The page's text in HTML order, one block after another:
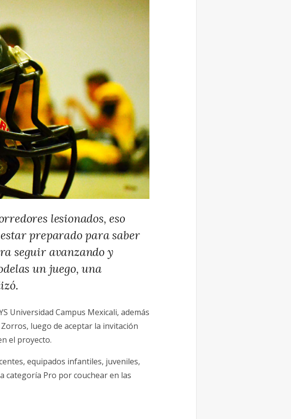
lesionados, eso
preparado para saber
seguir avanzando y
un juego, una
Universidad Campus Mexicali, además
luego de aceptar la invitación
el proyecto.
equipados infantiles, juveniles,
categoría Pro por couchear en las